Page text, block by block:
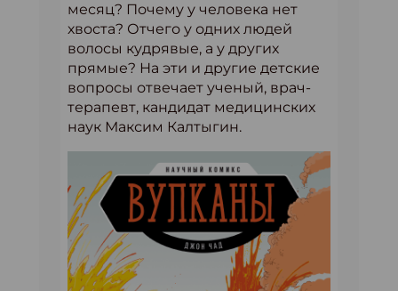
месяц? Почему у человека нет
хвоста? Отчего у одних людей
волосы кудрявые, а у других
прямые? На эти и другие детские
вопросы отвечает ученый, врач-
терапевт, кандидат медицинских
наук Максим Калтыгин.